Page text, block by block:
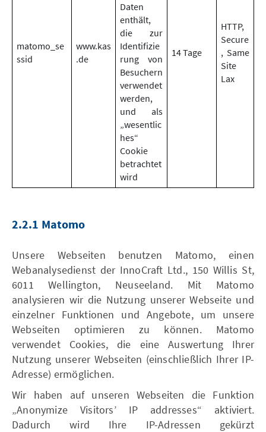
matomo_se
ssid
www.kas
.de
Daten
enthält,
die zur
Identifizie
rung von
Besuchern
verwendet
werden,
und als
„wesentlic
hes“
Cookie
betrachtet
wird
14 Tage
HTTP,
Secure
, Same
Site
Lax
2.2.1 Matomo
Unsere Webseiten benutzen Matomo, einen
Webanalysedienst der InnoCraft Ltd., 150 Willis St,
6011 Wellington, Neuseeland. Mit Matomo
analysieren wir die Nutzung unserer Webseite und
einzelner Funktionen und Angebote, um unsere
Webseiten optimieren zu können. Matomo
verwendet Cookies, die eine Auswertung Ihrer
Nutzung unserer Webseiten (einschließlich Ihrer IP-
Adresse) ermöglichen.
Wir haben auf unseren Webseiten die Funktion
„Anonymize Visitors’ IP addresses“ aktiviert.
Dadurch wird Ihre IP-Adressen gekürzt